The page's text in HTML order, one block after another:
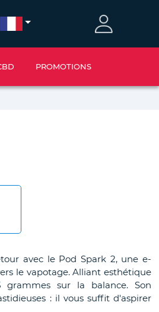
PROMOTIONS
avec le Pod Spark 2, une e-
le vapotage. Alliant esthétique
sur la balance. Son
: il vous suffit d'aspirer